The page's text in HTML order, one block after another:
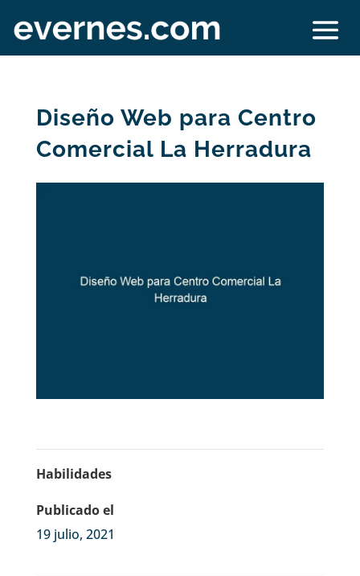
Diseño Web para Centro
Comercial La Herradura
Habilidades
Publicado el
19 julio, 2021